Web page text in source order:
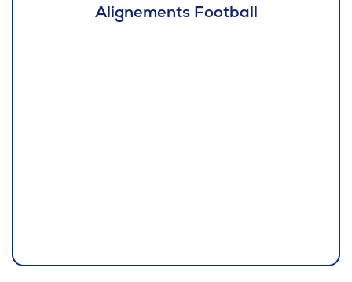
Alignements Football